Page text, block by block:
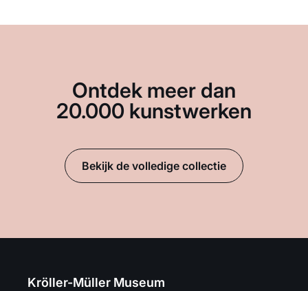
Ontdek meer dan
20.000 kunstwerken
Bekijk de volledige collectie
Kröller-Müller Museum